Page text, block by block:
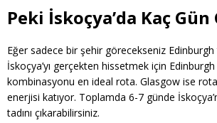
Peki İskoçya’da Kaç
Eğer sadece bir şehir görecekseniz
İskoçya’yı gerçekten hissetmek için
kombinasyonu en ideal rota. Glasgow ise
enerjisi katıyor. Toplamda 6-7 günde
tadını çıkarabilirsiniz.